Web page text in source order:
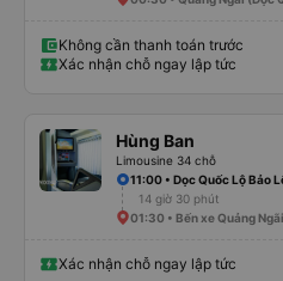
Không cần thanh toán trước
Xác nhận chỗ ngay lập tức
Hùng Ban
Limousine 34 chỗ
11:00 • Dọc Quốc Lộ Bảo
14 giờ 30 phút
01:30 • Bến xe Quảng Ngãi
Xác nhận chỗ ngay lập tức